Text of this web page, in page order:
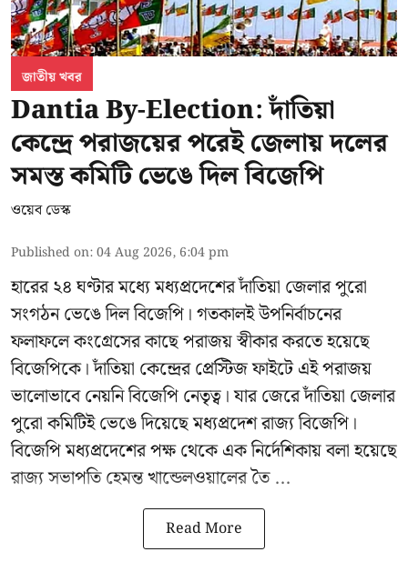
জাতীয় খবর
Dantia By-Election: দাঁতিয়া
কেন্দ্রে পরাজয়ের পরেই জেলায় দলের
সমস্ত কমিটি ভেঙে দিল বিজেপি
ওয়েব ডেস্ক
Published on:04 Aug 2026, 6:04 pm
হারের ২৪ ঘণ্টার মধ্যে মধ্যপ্রদেশের দাঁতিয়া জেলার পুরো
সংগঠন ভেঙে দিল বিজেপি। গতকালই উপনির্বাচনের
ফলাফলে কংগ্রেসের কাছে পরাজয় স্বীকার করতে হয়েছে
বিজেপিকে। দাঁতিয়া কেন্দ্রের প্রেস্টিজ ফাইটে এই পরাজয়
ভালোভাবে নেয়নি বিজেপি নেতৃত্ব। যার জেরে দাঁতিয়া জেলার
পুরো কমিটিই ভেঙে দিয়েছে মধ্যপ্রদেশ রাজ্য বিজেপি।
বিজেপি মধ্যপ্রদেশের পক্ষ থেকে এক নির্দেশিকায় বলা হয়েছে
রাজ্য সভাপতি হেমন্ত খান্ডেলওয়ালের তৈ ...
Read More